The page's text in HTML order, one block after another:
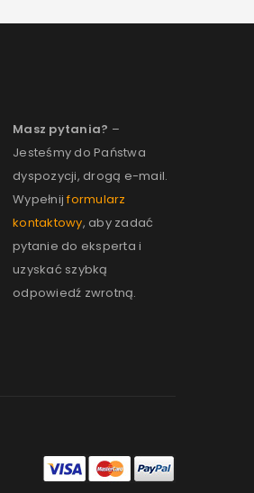
Masz pytania? –
Jesteśmy do Państwa
dyspozycji, drogą e-mail.
Wypełnijformularz
kontaktowy, aby zadać
pytanie do eksperta i
uzyskać szybką
odpowiedź zwrotną.